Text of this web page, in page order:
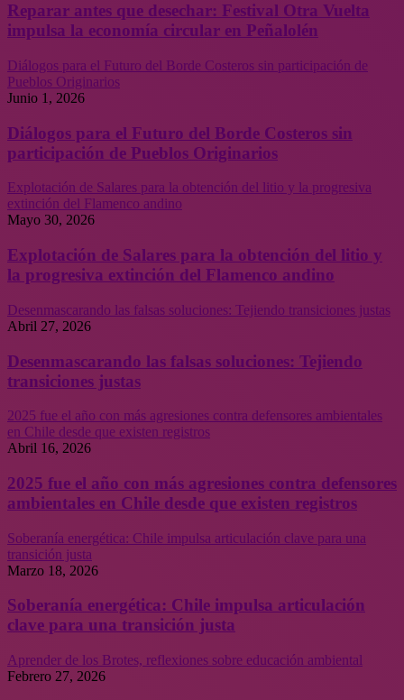
Reparar antes que desechar: Festival Otra Vuelta
impulsa la economía circular en Peñalolén
Diálogos para el Futuro del Borde Costeros sin participación de
Pueblos Originarios
Junio 1, 2026
Diálogos para el Futuro del Borde Costeros sin
participación de Pueblos Originarios
Explotación de Salares para la obtención del litio y la progresiva
extinción del Flamenco andino
Mayo 30, 2026
Explotación de Salares para la obtención del litio y
la progresiva extinción del Flamenco andino
Desenmascarando las falsas soluciones: Tejiendo transiciones justas
Abril 27, 2026
Desenmascarando las falsas soluciones: Tejiendo
transiciones justas
2025 fue el año con más agresiones contra defensores ambientales
en Chile desde que existen registros
Abril 16, 2026
2025 fue el año con más agresiones contra defensores
ambientales en Chile desde que existen registros
Soberanía energética: Chile impulsa articulación clave para una
transición justa
Marzo 18, 2026
Soberanía energética: Chile impulsa articulación
clave para una transición justa
Aprender de los Brotes, reflexiones sobre educación ambiental
Febrero 27, 2026